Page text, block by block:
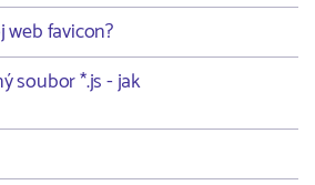
favicon?
soubor *.js - jak